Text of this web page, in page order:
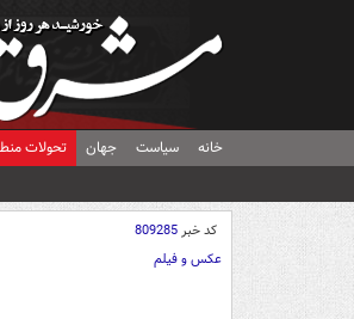
خانه سیاست جهان تحولات
کد خبر809285
عکس و فیلم